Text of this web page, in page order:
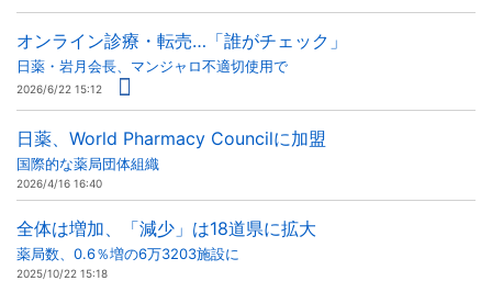
オンライン診療・転売…「誰がチェック」
日薬・岩月会長、マンジャロ不適切使用で
2026/6/22 15:12
日薬、World Pharmacy Councilに加盟
国際的な薬局団体組織
2026/4/16 16:40
全体は増加、「減少」は18道県に拡大
薬局数、0.6％増の6万3203施設に
2025/10/22 15:18